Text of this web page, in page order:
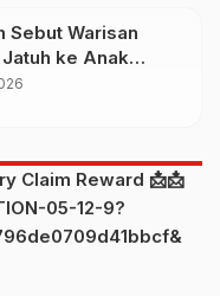
Sebut Warisan
ke Anak
Mangku “Merusak
Claim Reward 📩📩
05-12-9?